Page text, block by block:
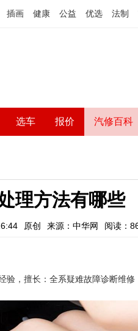
插画 健康 公益 优选 法制
选车 报价 汽修百科
理方法有哪些
原创 来源：中华网 阅读：